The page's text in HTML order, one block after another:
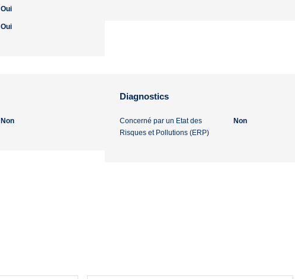
Oui
Oui
Non
Diagnostics
Concerné par un Etat des
Risques et Pollutions (ERP)
Non